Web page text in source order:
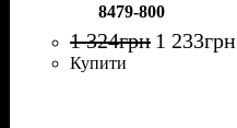
8479-800
1 324грн 1 233грн
Купити